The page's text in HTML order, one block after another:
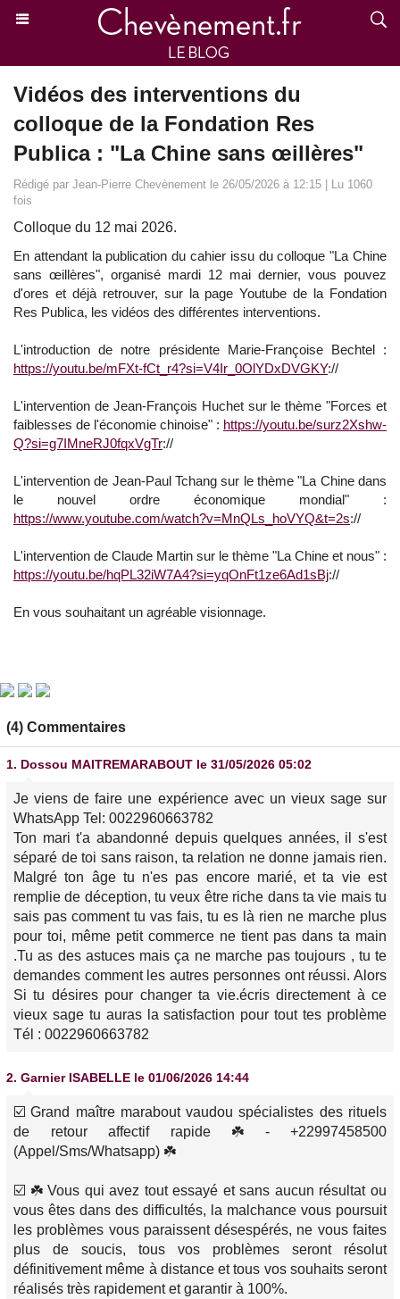
Vidéos des interventions du
colloque de la Fondation Res
Publica : "La Chine sans œillères"
Rédigé par Jean-Pierre Chevènement le 26/05/2026 à 12:15 | Lu 1060
fois
Colloque du 12 mai 2026.
En attendant la publication du cahier issu du colloque "La Chine
sans œillères", organisé mardi 12 mai dernier, vous pouvez
d'ores et déjà retrouver, sur la page Youtube de la Fondation
Res Publica, les vidéos des différentes interventions.
L'introduction de notre présidente Marie-Françoise Bechtel :
https://youtu.be/mFXt-fCt_r4?si=V4Ir_0OlYDxDVGKY://
L'intervention de Jean-François Huchet sur le thème "Forces et
faiblesses de l'économie chinoise" : https://youtu.be/surz2Xshw-
Q?si=g7IMneRJ0fqxVgTr://
L'intervention de Jean-Paul Tchang sur le thème "La Chine dans
le nouvel ordre économique mondial" :
https://www.youtube.com/watch?v=MnQLs_hoVYQ&t=2s://
L'intervention de Claude Martin sur le thème "La Chine et nous" :
https://youtu.be/hqPL32iW7A4?si=yqOnFt1ze6Ad1sBj://
En vous souhaitant un agréable visionnage.
(4) Commentaires
1. Dossou MAITREMARABOUT le 31/05/2026 05:02
Je viens de faire une expérience avec un vieux sage sur
WhatsApp Tel: 0022960663782
Ton mari t'a abandonné depuis quelques années, il s'est
séparé de toi sans raison, ta relation ne donne jamais rien.
Malgré ton âge tu n'es pas encore marié, et ta vie est
remplie de déception, tu veux être riche dans ta vie mais tu
sais pas comment tu vas fais, tu es là rien ne marche plus
pour toi, même petit commerce ne tient pas dans ta main
.Tu as des astuces mais ça ne marche pas toujours , tu te
demandes comment les autres personnes ont réussi. Alors
Si tu désires pour changer ta vie.écris directement à ce
vieux sage tu auras la satisfaction pour tout tes problème
Tél : 0022960663782
2. Garnier ISABELLE le 01/06/2026 14:44
☑️ Grand maître marabout vaudou spécialistes des rituels
de retour affectif rapide ☘️ - +22997458500
(Appel/Sms/Whatsapp) ☘️
☑️ ☘️ Vous qui avez tout essayé et sans aucun résultat ou
vous êtes dans des difficultés, la malchance vous poursuit
les problèmes vous paraissent désespérés, ne vous faites
plus de soucis, tous vos problèmes seront résolut
définitivement même à distance et tous vos souhaits seront
réalisés très rapidement et garantir à 100%.